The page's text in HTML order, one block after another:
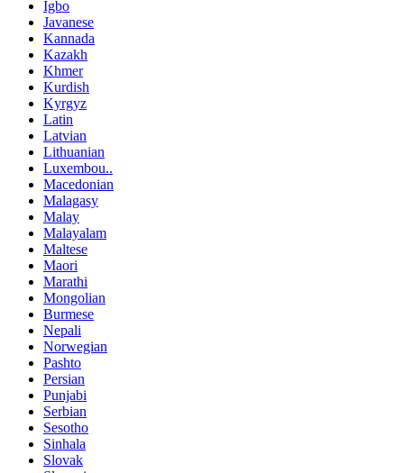
Igbo
Javanese
Kannada
Kazakh
Khmer
Kurdish
Kyrgyz
Latin
Latvian
Lithuanian
Luxembou..
Macedonian
Malagasy
Malay
Malayalam
Maltese
Maori
Marathi
Mongolian
Burmese
Nepali
Norwegian
Pashto
Persian
Punjabi
Serbian
Sesotho
Sinhala
Slovak